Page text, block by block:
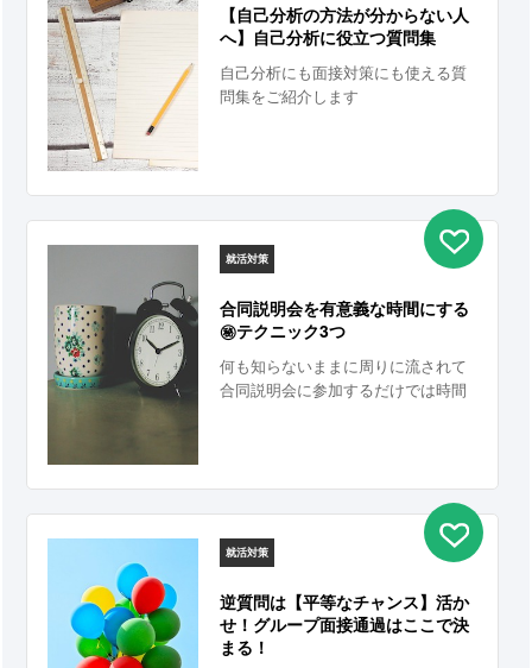
【自己分析の方法が分からない人
へ】自己分析に役立つ質問集
自己分析にも面接対策にも使える質
問集をご紹介します
就活対策
合同説明会を有意義な時間にする
㊙テクニック3つ
何も知らないままに周りに流されて
合同説明会に参加するだけでは時間
就活対策
逆質問は【平等なチャンス】活か
せ！グループ面接通過はここで決
まる！